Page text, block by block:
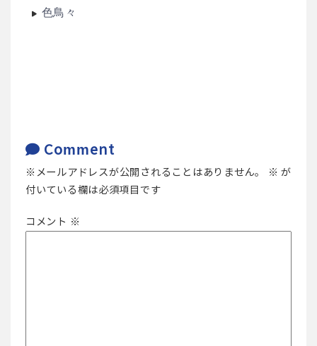
色鳥々
Comment
メールアドレスが公開されることはありません。 ※ が
付いている欄は必須項目です
コメント ※